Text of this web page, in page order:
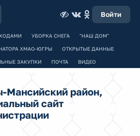
Войти
УБОРКА СНЕГА "НАШ ДОМ"
ХМАО-ЮГРЫ ОТКРЫТЫЕ ДАННЫЕ
ЗАКУПКИ ПОЧТА ВИДЕО
Мансийский район,
сайт